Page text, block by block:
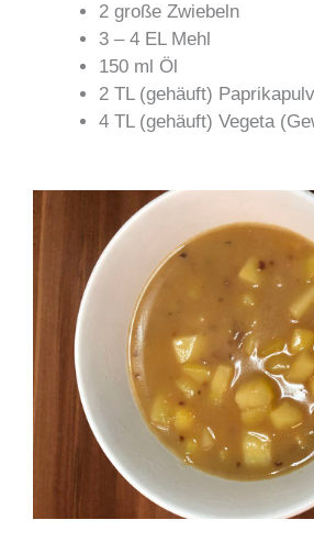
2 große Zwiebeln
3 – 4 EL Mehl
150 ml Öl
2 TL (gehäuft)
4 TL (gehäuft) Vegeta